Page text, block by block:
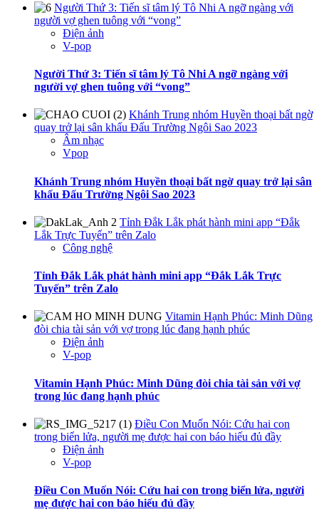
Người Thứ 3: Tiến sĩ tâm lý Tô Nhi A ngỡ ngàng với
người vợ ghen tuông với “vong”
Điện ảnh
V-pop
Người Thứ 3: Tiến sĩ tâm lý Tô Nhi A ngỡ ngàng với
người vợ ghen tuông với “vong”
Khánh Trung nhóm Huyền thoại bất ngờ
quay trở lại sân khấu Đấu Trường Ngôi Sao 2023
Âm nhạc
Vpop
Khánh Trung nhóm Huyền thoại bất ngờ quay trở lại sân
khấu Đấu Trường Ngôi Sao 2023
Tỉnh Đắk Lắk phát hành mini app “Đắk
Lắk Trực Tuyến” trên Zalo
Công nghệ
Tỉnh Đắk Lắk phát hành mini app “Đắk Lắk Trực
Tuyến” trên Zalo
Vitamin Hạnh Phúc: Minh Dũng
đòi chia tài sản với vợ trong lúc đang hạnh phúc
Điện ảnh
V-pop
Vitamin Hạnh Phúc: Minh Dũng đòi chia tài sản với vợ
trong lúc đang hạnh phúc
Điều Con Muốn Nói: Cứu hai con
trong biển lửa, người mẹ được hai con báo hiếu đủ đầy
Điện ảnh
V-pop
Điều Con Muốn Nói: Cứu hai con trong biển lửa, người
mẹ được hai con báo hiếu đủ đầy